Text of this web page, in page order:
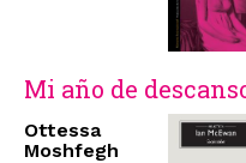
Mi año de
Ottessa
Moshfegh